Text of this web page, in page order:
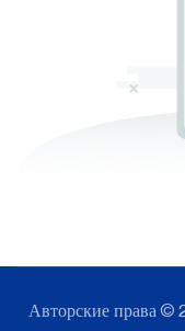
Авторские права